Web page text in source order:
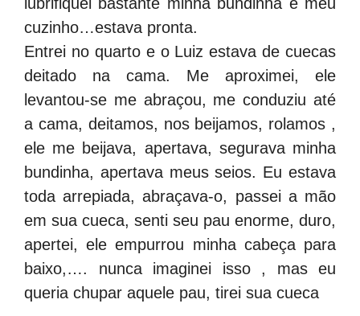
cuzinho…estava pronta.
Entrei no quarto e o Luiz estava de cuecas
deitado na cama. Me aproximei, ele
levantou-se me abraçou, me conduziu até
a cama, deitamos, nos beijamos, rolamos ,
ele me beijava, apertava, segurava minha
bundinha, apertava meus seios. Eu estava
toda arrepiada, abraçava-o, passei a mão
em sua cueca, senti seu pau enorme, duro,
apertei, ele empurrou minha cabeça para
baixo,…. nunca imaginei isso , mas eu
queria chupar aquele pau, tirei sua cueca